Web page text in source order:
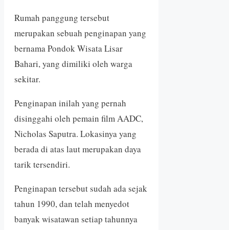
Rumah panggung tersebut
merupakan sebuah penginapan yang
bernama Pondok Wisata Lisar
Bahari, yang dimiliki oleh warga
sekitar.
Penginapan inilah yang pernah
disinggahi oleh pemain film AADC,
Nicholas Saputra. Lokasinya yang
berada di atas laut merupakan daya
tarik tersendiri.
Penginapan tersebut sudah ada sejak
tahun 1990, dan telah menyedot
banyak wisatawan setiap tahunnya